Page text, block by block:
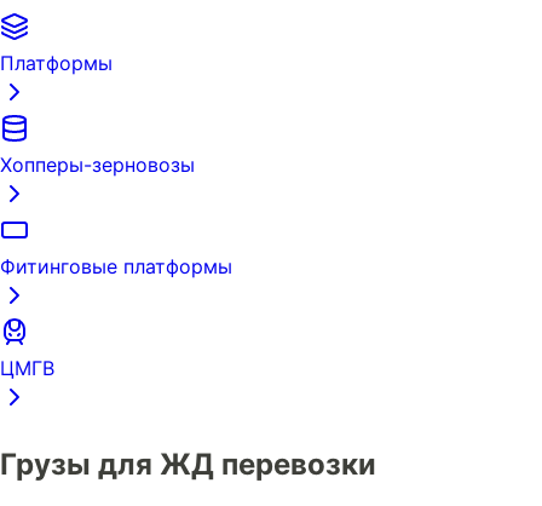
Платформы
Хопперы-зерновозы
Фитинговые платформы
ЦМГВ
Грузы для ЖД перевозки